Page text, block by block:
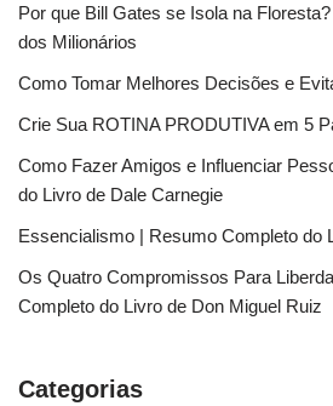
Por que Bill Gates se Isola na
dos Milionários
Como Tomar Melhores Decisões e
Crie Sua ROTINA PRODUTIVA em 5
Como Fazer Amigos e Influenciar
do Livro de Dale Carnegie
Essencialismo | Resumo Completo do
Os Quatro Compromissos Para
Completo do Livro de Don Miguel Ruiz
Categorias